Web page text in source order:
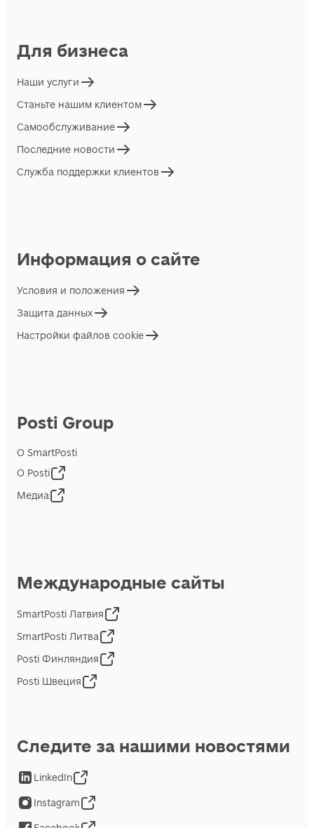
Для бизнеса
Наши услуги
Станьте нашим клиентом
Самообслуживание
Последние новости
Служба поддержки клиентов
Информация о сайте
Условия и положения
Защита данных
Настройки файлов cookie
Posti Group
О SmartPosti
О Posti
Медиа
Международные сайты
SmartPosti Латвия
SmartPosti Литва
Posti Финляндия
Posti Швеция
Следите за нашими новостями
LinkedIn
Instagram